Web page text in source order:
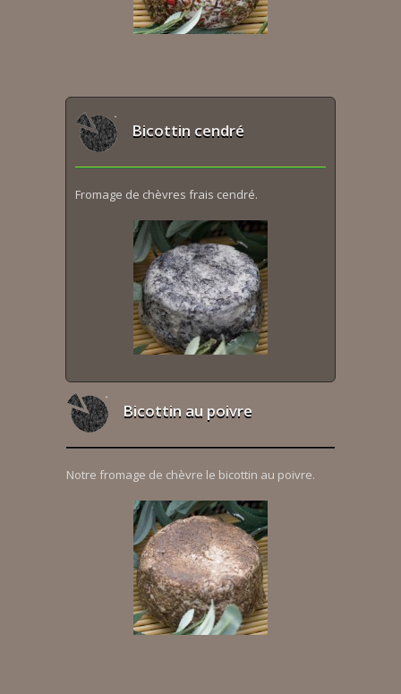
Bicottin cendré
Fromage de chèvres frais cendré.
Bicottin au poivre
Notre fromage de chèvre le bicottin au poivre.